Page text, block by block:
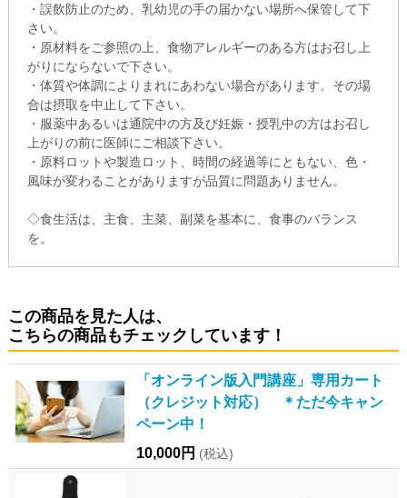
・誤飲防止のため、乳幼児の手の届かない場所へ保管して下
さい。
・原材料をご参照の上、食物アレルギーのある方はお召し上
がりにならないで下さい。
・体質や体調によりまれにあわない場合があります。その場
合は摂取を中止して下さい。
・服薬中あるいは通院中の方及び妊娠・授乳中の方はお召し
上がりの前に医師にご相談下さい。
・原料ロットや製造ロット、時間の経過等にともない、色・
風味が変わることがありますが品質に問題ありません。
◇食生活は、主食、主菜、副菜を基本に、食事のバランス
を。
この商品を見た人は、
こちらの商品もチェックしています！
「オンライン版入門講座」専用カート
（クレジット対応） ＊ただ今キャン
ペーン中！
10,000円 (税込)